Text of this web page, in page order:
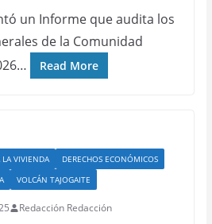
un Informe que audita los
de la Comunidad
Read More
LA VIVIENDA
DERECHOS ECONÓMICOS
VOLCÁN TAJOGAITE
Redacción Redacción